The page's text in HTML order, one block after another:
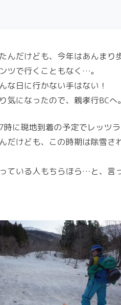
だけども、今年はあんまり
ツで行くこともなく…。
な日に行かない手はない！
になったので、親孝行BCへ。
に現地到着の予定でレッツ
けども、この時期は除雪さ
ている人もちらほら…と、言